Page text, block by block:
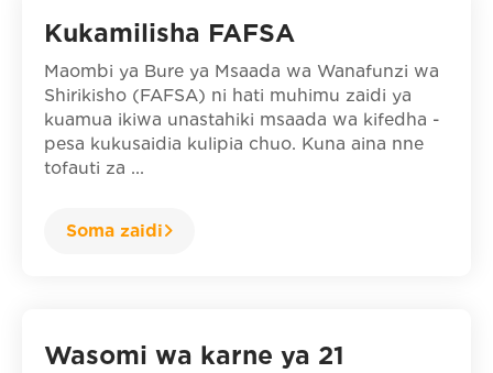
Kukamilisha FAFSA
Maombi ya Bure ya Msaada wa Wanafunzi wa
Shirikisho (FAFSA) ni hati muhimu zaidi ya
kuamua ikiwa unastahiki msaada wa kifedha -
pesa kukusaidia kulipia chuo. Kuna aina nne
tofauti za ...
Soma zaidi
Wasomi wa karne ya 21